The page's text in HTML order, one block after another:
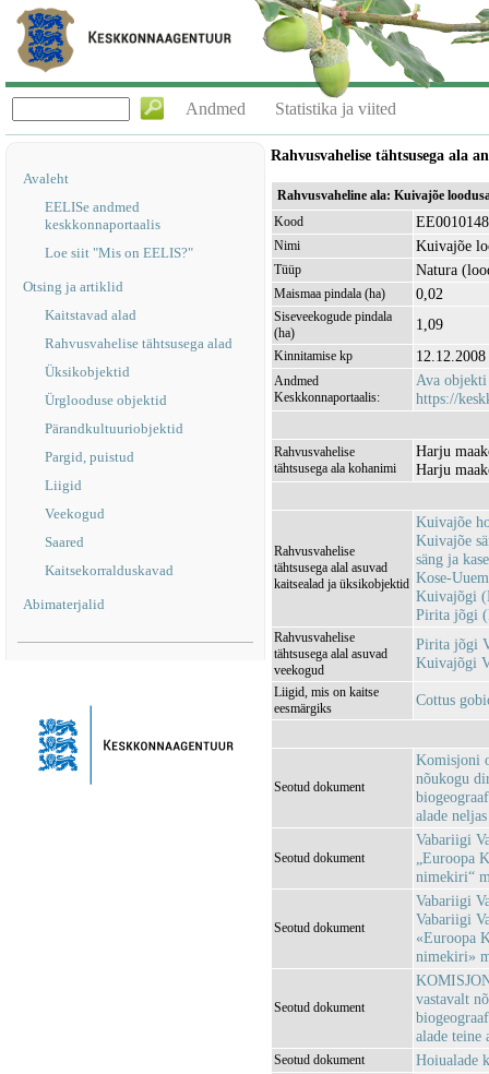
Andmed Statistika ja viited
Avaleht
EELISe andmed
keskkonnaportaalis
Loe siit "Mis on EELIS?"
Otsing ja artiklid
Kaitstavad alad
Rahvusvahelise tähtsusega alad
Üksikobjektid
Ürglooduse objektid
Pärandkultuuriobjektid
Pargid, puistud
Liigid
Veekogud
Saared
Kaitsekorralduskavad
Abimaterjalid
Rahvusvahelise tähtsusega ala
Rahvusvaheline ala: Kuivajõe
Kood
EE0010148
Nimi Kuivajõe
Tüüp Natura
Maismaa pindala (ha) 0,02
Siseveekogude pindala
(ha)
1,09
Kinnitamise kp 12.12.2008
Andmed
Keskkonnaportaalis:
Ava objekti
https://
Rahvusvahelise
tähtsusega ala kohanimi
Harju
Harju
Rahvusvahelise
tähtsusega alal asuvad
kaitsealad ja üksikobjektid
Kuivajõe
Kuivajõe
säng ja
Kose-
Kuivajõgi
Pirita jõgi
Rahvusvahelise
tähtsusega alal asuvad
veekogud
Pirita jõgi
Kuivajõgi
Liigid, mis on kaitse
eesmärgiks
Cottus
Seotud dokument
Komisjoni
nõukogu
alade
Seotud dokument
Vabariigi
„Euroopa
nimekiri“
Seotud dokument
Vabariigi
Vabariigi
«Euroopa
nimekiri»
Seotud dokument
vastavalt
alade teine
Seotud dokument Hoiualade